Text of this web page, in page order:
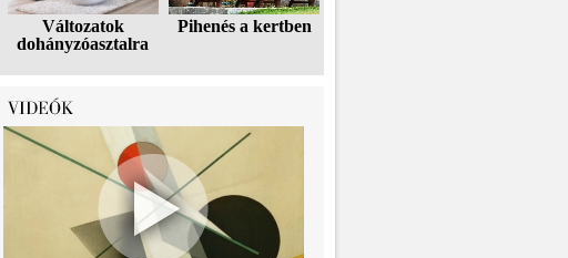
Változatok
dohányzóasztalra
Pihenés a kertben